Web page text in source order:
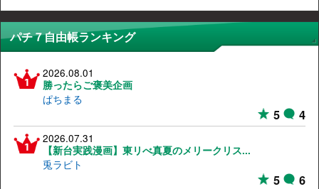
パチ７自由帳ランキング
2026.08.01
勝ったらご褒美企画
ぱちまる
5 4
2026.07.31
【新台実践漫画】東リべ真夏のメリークリス...
兎ラビト
5 6